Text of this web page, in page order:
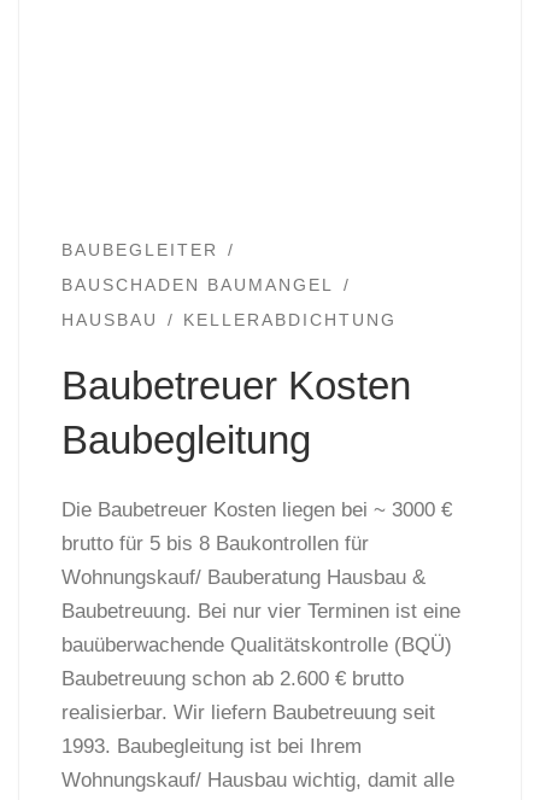
BAUBEGLEITER
BAUSCHADEN BAUMANGEL
HAUSBAU
KELLERABDICHTUNG
Baubetreuer Kosten
Baubegleitung
Die Baubetreuer Kosten liegen bei ~ 3000 €
brutto für 5 bis 8 Baukontrollen für
Wohnungskauf/ Bauberatung Hausbau &
Baubetreuung. Bei nur vier Terminen ist eine
bauüberwachende Qualitätskontrolle (BQÜ)
Baubetreuung schon ab 2.600 € brutto
realisierbar. Wir liefern Baubetreuung seit
1993. Baubegleitung ist bei Ihrem
Wohnungskauf/ Hausbau wichtig, damit alle